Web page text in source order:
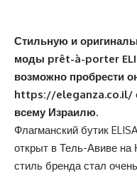
Стильную и
моды prêt-à-porter
возможно пробрести
https://eleganza.co.il/
всему Израилю.
Флагманский бутик
открыт в Тель-Авиве
стиль бренда стал